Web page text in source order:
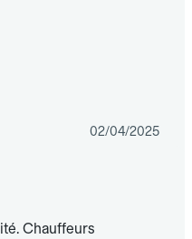
02/04/2025
Chauffeurs